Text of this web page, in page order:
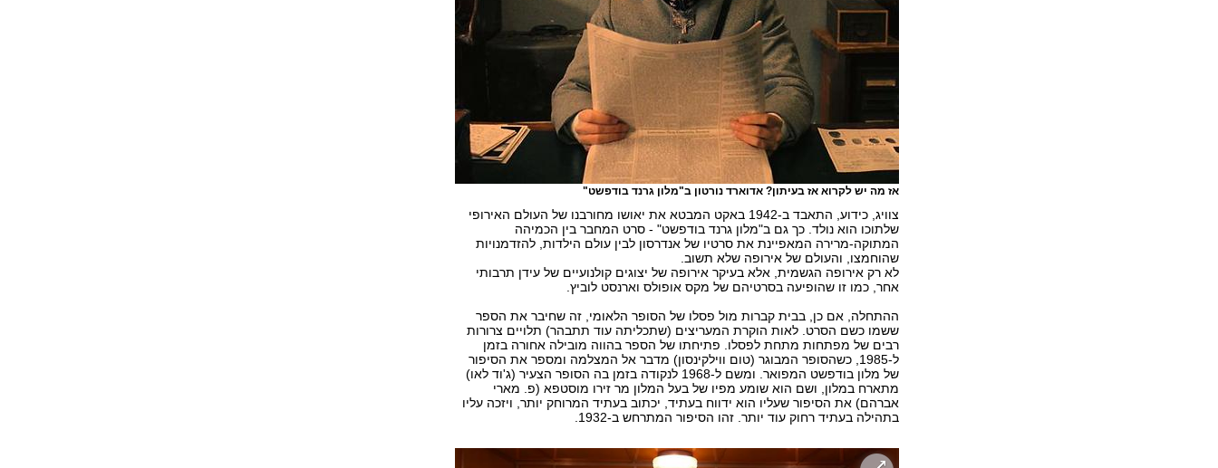
אז מה יש לקרוא אז בעיתון? אדוארד נורטון ב"מלון גרנד בודפשט"
צוויג, כידוע, התאבד ב-1942 באקט המבטא את יאושו מחורבנו של העולם האירופי
שלתוכו הוא נולד. כך גם ב"מלון גרנד בודפשט" - סרט המחבר בין הכמיהה
המתוקה-מרירה המאפיינת את סרטיו של אנדרסון לבין עולם הילדות, להזדמנויות
שהוחמצו, והעולם של אירופה שלא תשוב.
לא רק אירופה הגשמית, אלא בעיקר אירופה של יצוגים קולנועיים של עידן תרבותי
אחר, כמו זו שהופיעה בסרטיהם של מקס אופולס וארנסט לוביץ.
ההתחלה, אם כן, בבית קברות מול פסלו של הסופר הלאומי, זה שחיבר את הספר
ששמו כשם הסרט. לאות הוקרת המעריצים (שתכליתה עוד תתבהר) תלויים צרורות
רבים של מפתחות מתחת לפסלו. פתיחתו של הספר בהווה מובילה אחורה בזמן
ל-1985, כשהסופר המבוגר (טום ווילקינסון) מדבר אל המצלמה ומספר את הסיפור
של מלון בודפשט המפואר. ומשם ל-1968 לנקודה בזמן בה הסופר הצעיר (ג'וד לאו)
מתארח במלון, ושם הוא שומע מפיו של בעל המלון מר זירו מוסטפא (פ. מארי
אברהם) את הסיפור שעליו הוא ידווח בעתיד, יכתוב בעתיד המרוחק יותר, ויזכה עליו
בתהילה בעתיד רחוק עוד יותר. זהו הסיפור המתרחש ב-1932.